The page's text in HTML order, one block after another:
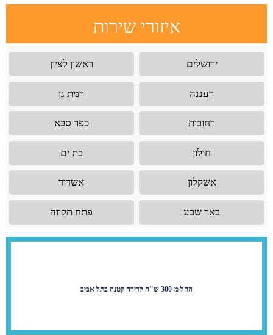
איזורי שירות
ירושלים ראשון לציון
רעננה רמת גן
רחובות כפר סבא
חולון בת ים
אשקלון אשדוד
באר שבע פתח תקווה
החל מ-300 ש"ח לדירה קטנה בתל אביב